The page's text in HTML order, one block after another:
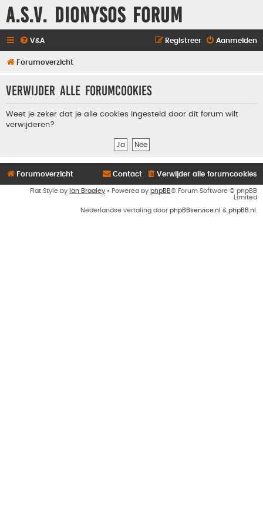
A.S.V. Dionysos Forum
V&A Aanmelden
Registreer
Forumoverzicht
Verwijder alle forumcookies
Weet je zeker dat je alle cookies ingesteld door dit forum wilt
verwijderen?
Forumoverzicht Verwijder alle forumcookies
Contact
Flat Style by Ian Bradley • Powered by phpBB® Forum Software © phpBB
Limited
Nederlandse vertaling door phpBBservice.nl & phpBB.nl